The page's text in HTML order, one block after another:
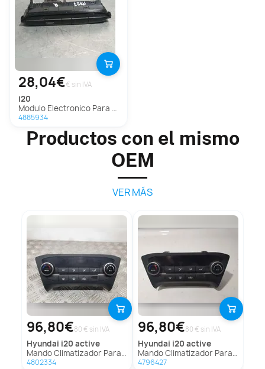
28,04€€ sin IVA
i20
Modulo Electronico Para Hyundai I20
4885934
Productos con el mismo
OEM
VER MÁS
96,80€80 € sin IVA
hyundai i20 active
Mando Climatizador Para Hyundai I20 Active
4802334
96,80€80 € sin IVA
hyundai i20 active
Mando Climatizador Para Hyundai I20 Active
4796427